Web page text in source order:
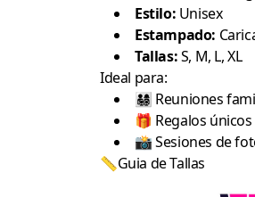
Estilo: Unisex
Estampado:
Tallas:S, M, L, XL
Ideal para:
👨‍👩‍👧‍👦
🎁 Regalos
📸 Sesiones de
📏Guia de Tallas